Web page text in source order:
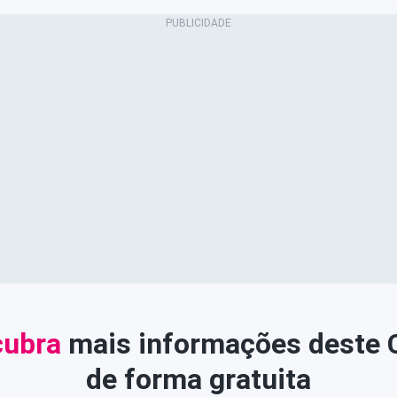
mais informações deste
de forma gratuita